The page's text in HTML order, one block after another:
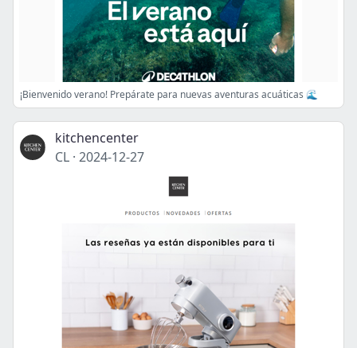
¡Bienvenido verano! Prepárate para nuevas aventuras acuáticas 🌊
kitchencenter
CL · 2024-12-27